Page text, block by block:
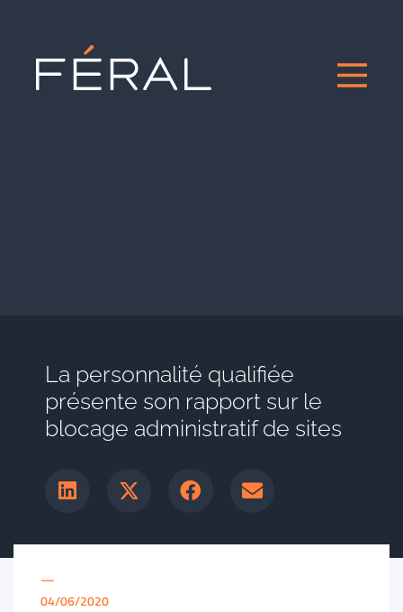
La personnalité qualifiée
présente son rapport sur le
blocage administratif de sites
—
04/06/2020